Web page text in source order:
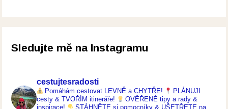
Sledujte mě na Instagramu
cestujtesradosti
Pomáhám cestovat LEVNĚ a CHYTŘE!
PLÁNUJI
cesty & TVOŘÍM itineráře!
OVĚŘENÉ tipy a rady &
inspirace!
STÁHNĚTE si pomocníky & UŠETŘETE na